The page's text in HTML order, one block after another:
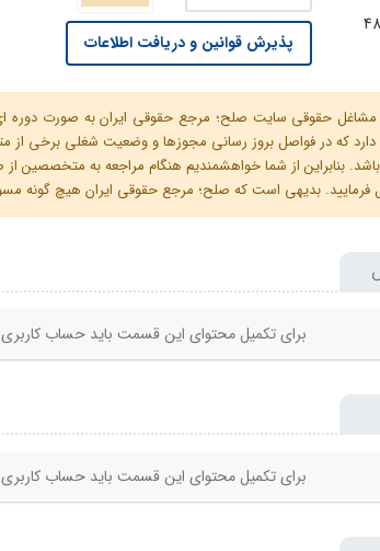
پذیرش قوانین و دریافت اطلاعات
مشاغل حقوقی سایت صلح؛ مرجع حقوقی ایران به صورت دوره
دارد که در فواصل بروز رسانی مجوزها و وضعیت شغلی برخی
بنابراین از شما خواهشمندیم هنگام مراجعه به
بدیهی است که صلح؛ مرجع حقوقی ایران هیچ گونه
برای تکمیل محتوای این قسمت باید حساب کاربری
برای تکمیل محتوای این قسمت باید حساب کاربری